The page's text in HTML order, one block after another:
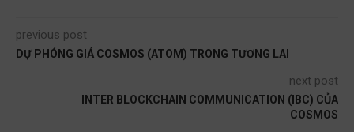
previous post
DỰ PHÓNG GIÁ COSMOS (ATOM) TRONG TƯƠNG LAI
next post
INTER BLOCKCHAIN COMMUNICATION (IBC) CỦA
COSMOS